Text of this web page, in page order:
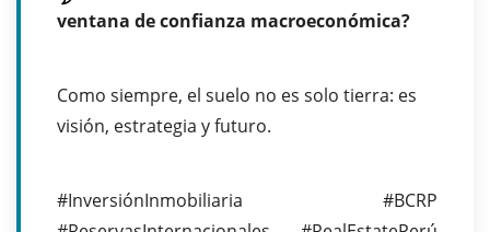
ventana de confianza macroeconómica?
Como siempre, el suelo no es solo tierra: es
visión, estrategia y futuro.
#InversiónInmobiliaria #BCRP